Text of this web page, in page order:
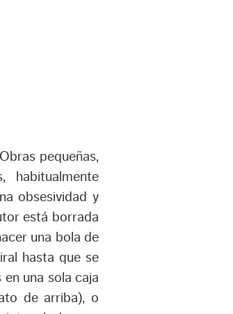
pequeñas,
habitualmente
obsesividad y
está borrada
una bola de
hasta que se
una sola caja
de arriba), o